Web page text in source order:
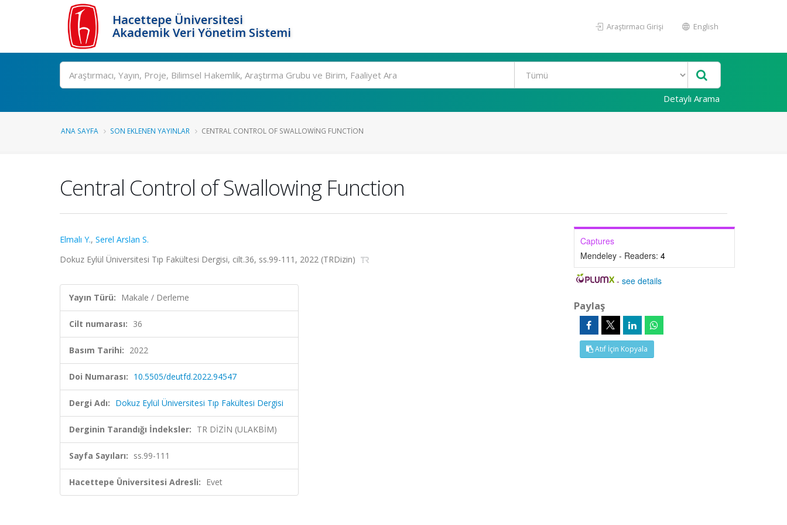
Hacettepe Üniversitesi
Akademik Veri Yönetim Sistemi
Araştırmacı Girişi English
Ara
Detaylı Arama
ANA SAYFA SON EKLENEN YAYINLAR CENTRAL CONTROL OF SWALLOWING FUNCTION
Central Control of Swallowing Function
Elmalı Y., Serel Arslan S.
Dokuz Eylül Üniversitesi Tıp Fakültesi Dergisi, cilt.36, ss.99-111, 2022 (TRDizin)
Yayın Türü: Makale / Derleme
Cilt numarası: 36
Basım Tarihi: 2022
Doi Numarası: 10.5505/deutfd.2022.94547
Dergi Adı: Dokuz Eylül Üniversitesi Tıp Fakültesi Dergisi
Derginin Tarandığı İndeksler: TR DİZİN (ULAKBİM)
Sayfa Sayıları: ss.99-111
Hacettepe Üniversitesi Adresli: Evet
Captures
Mendeley - Readers: 4
-see details
Paylaş
Atıf İçin Kopyala